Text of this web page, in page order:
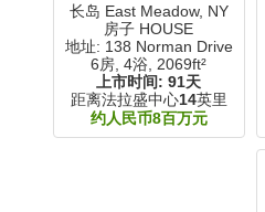
长岛 East Meadow, NY
房子 HOUSE
地址: 138 Norman Drive
6房, 4浴, 2069ft²
上市时间:91天
距离法拉盛中心14英里
约人民币8百万元